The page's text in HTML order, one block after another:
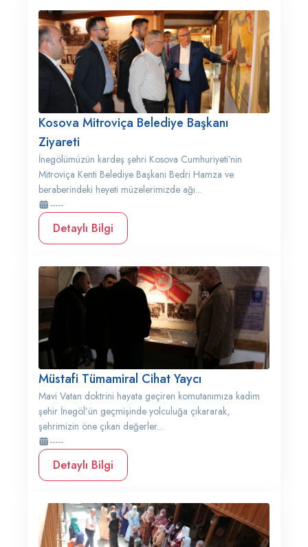
Kosova Mitroviça Belediye Başkanı
Ziyareti
İnegölümüzün kardeş şehri Kosova Cumhuriyeti’nin
Mitroviça Kenti Belediye Başkanı Bedri Hamza ve
beraberindeki heyeti müzelerimizde ağı...
-----
Detaylı Bilgi
Müstafi Tümamiral Cihat Yaycı
Mavi Vatan doktrini hayata geçiren komutanımıza kadim
şehir İnegöl’ün geçmişinde yolculuğa çıkararak,
şehrimizin öne çıkan değerler...
-----
Detaylı Bilgi